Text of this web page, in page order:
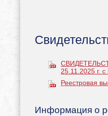
25.11.2025
Реестровая
Информация о